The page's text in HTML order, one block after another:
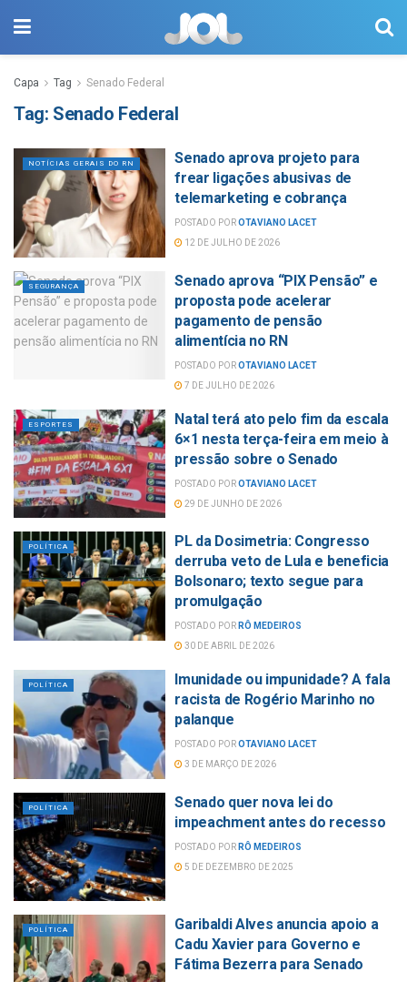
Capa Tag Senado Federal
Tag: Senado Federal
NOTÍCIAS GERAIS DO RN
Senado aprova projeto para
frear ligações abusivas de
telemarketing e cobrança
POSTADO POROTAVIANO LACET
12 DE JULHO DE 2026
SEGURANÇA
Senado aprova “PIX Pensão” e
proposta pode acelerar
pagamento de pensão
alimentícia no RN
POSTADO POROTAVIANO LACET
7 DE JULHO DE 2026
ESPORTES
Natal terá ato pelo fim da escala
6×1 nesta terça-feira em meio à
pressão sobre o Senado
POSTADO POROTAVIANO LACET
29 DE JUNHO DE 2026
POLÍTICA
PL da Dosimetria: Congresso
derruba veto de Lula e beneficia
Bolsonaro; texto segue para
promulgação
POSTADO POR RÔ MEDEIROS
30 DE ABRIL DE 2026
POLÍTICA
Imunidade ou impunidade? A fala
racista de Rogério Marinho no
palanque
POSTADO POROTAVIANO LACET
3 DE MARÇO DE 2026
POLÍTICA
Senado quer nova lei do
impeachment antes do recesso
POSTADO POR RÔ MEDEIROS
5 DE DEZEMBRO DE 2025
POLÍTICA
Garibaldi Alves anuncia apoio a
Cadu Xavier para Governo e
Fátima Bezerra para Senado